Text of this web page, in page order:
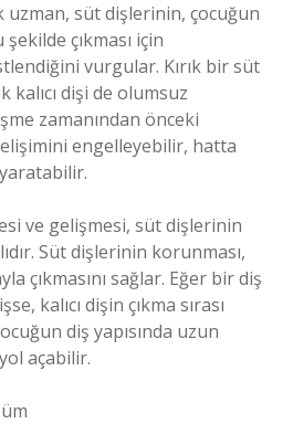
uzman, süt dişlerinin, çocuğun
çıkması için
vurgular. Kırık bir süt
kalıcı dişi de olumsuz
zamanından önceki
engelleyebilir, hatta
ve gelişmesi, süt dişlerinin
Süt dişlerinin korunması,
çıkmasını sağlar. Eğer bir diş
kalıcı dişin çıkma sırası
diş yapısında uzun
açabilir.